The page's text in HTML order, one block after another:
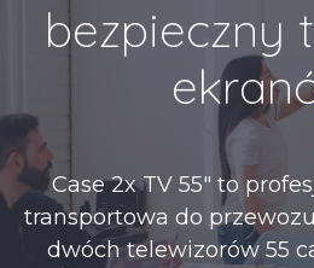
bezpieczny
Case 2x TV 55" to
transportowa do
dwóch telewizorów 55